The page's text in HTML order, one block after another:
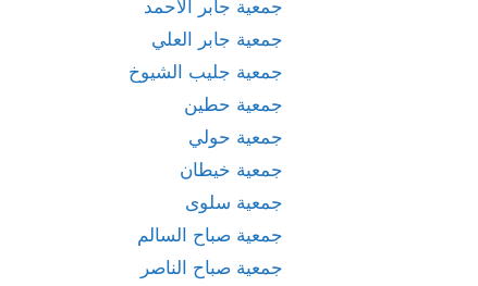
جمعية جابر الأحمد
جمعية جابر العلي
جمعية جليب الشيوخ
جمعية حطين
جمعية حولي
جمعية خيطان
جمعية سلوى
جمعية صباح السالم
جمعية صباح الناصر